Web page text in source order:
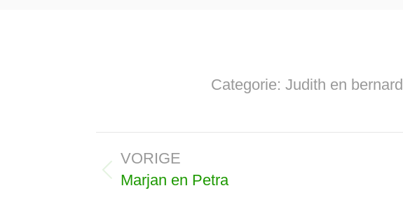
Categorie:Judith en bernard
Album
navigatie
VORIGE
Vorig
Marjan en Petra